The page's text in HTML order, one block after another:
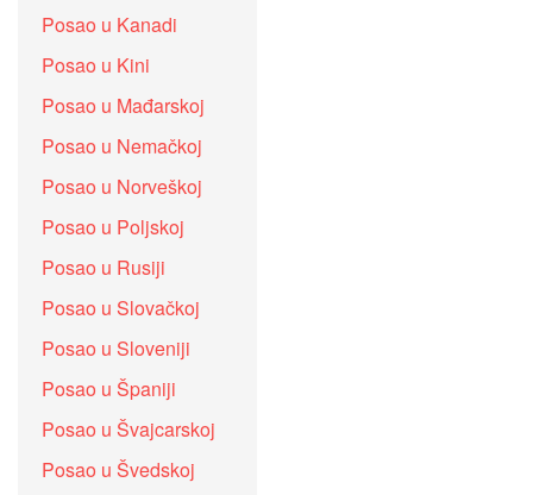
Posao u Kanadi
Posao u Kini
Posao u Mađarskoj
Posao u Nemačkoj
Posao u Norveškoj
Posao u Poljskoj
Posao u Rusiji
Posao u Slovačkoj
Posao u Sloveniji
Posao u Španiji
Posao u Švajcarskoj
Posao u Švedskoj